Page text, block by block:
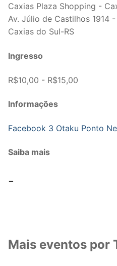
Caxias Plaza Shopping -
Av. Júlio de Castilhos 1914
Caxias do Sul-RS
Ingresso
R$10,00 - R$15,00
Informações
Facebook 3 Otaku Ponto
Saiba mais
-
Mais eventos por